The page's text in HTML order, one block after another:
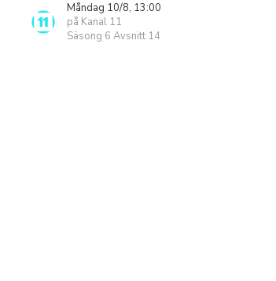
Måndag 10/8, 13:00
på Kanal 11
Säsong 6 Avsnitt 14